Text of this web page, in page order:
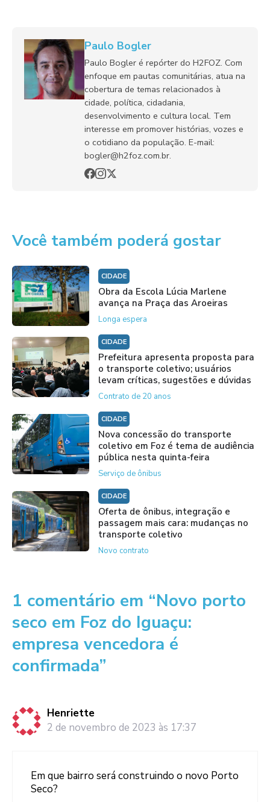
Paulo Bogler
Paulo Bogler é repórter do H2FOZ. Com
enfoque em pautas comunitárias, atua na
cobertura de temas relacionados à
cidade, política, cidadania,
desenvolvimento e cultura local. Tem
interesse em promover histórias, vozes e
o cotidiano da população. E-mail:
bogler@h2foz.com.br.
Você também poderá gostar
CIDADE
Obra da Escola Lúcia Marlene
avança na Praça das Aroeiras
Longa espera
CIDADE
Prefeitura apresenta proposta para
o transporte coletivo; usuários
levam críticas, sugestões e dúvidas
Contrato de 20 anos
CIDADE
Nova concessão do transporte
coletivo em Foz é tema de audiência
pública nesta quinta-feira
Serviço de ônibus
CIDADE
Oferta de ônibus, integração e
passagem mais cara: mudanças no
transporte coletivo
Novo contrato
1 comentário em “Novo porto
seco em Foz do Iguaçu:
empresa vencedora é
confirmada”
Henriette
2 de novembro de 2023 às 17:37
Em que bairro será construindo o novo Porto
Seco?